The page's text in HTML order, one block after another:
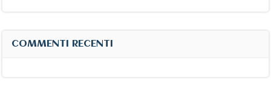
COMMENTI RECENTI